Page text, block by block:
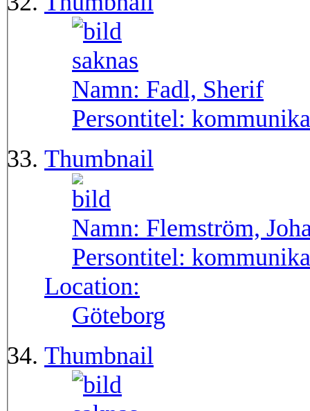
Namn: Fadl, Sherif
Persontitel:
Thumbnail
Namn: Flemström,
Persontitel:
Location:
Göteborg
Thumbnail